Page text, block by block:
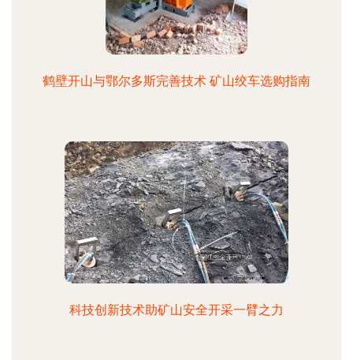
鹤壁开山与鄂尔多斯完善技术 矿山绞车选购指南
科技创新技术助矿山安全开采一臂之力